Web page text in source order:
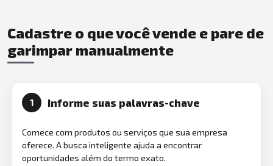
Cadastre o que você vende e pare de
garimpar manualmente
1 Informe suas palavras-chave
Comece com produtos ou serviços que sua empresa
oferece. A busca inteligente ajuda a encontrar
oportunidades além do termo exato.